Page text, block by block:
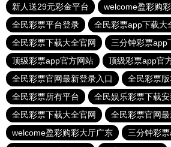
新人送29元彩金平台
welcome盈彩购
全民彩票平台登录
全民彩票app下载大
全民彩票下载大全官网
三分钟彩票app
顶级彩票app官方网站
顶级彩票app官
全民彩票官网最新登录入口
全民彩票
全民彩票所有平台
全民娱乐彩票下载安
全民彩票下载大全官网
全民彩票官网
welcome盈彩购彩大厅广东
三分钟彩